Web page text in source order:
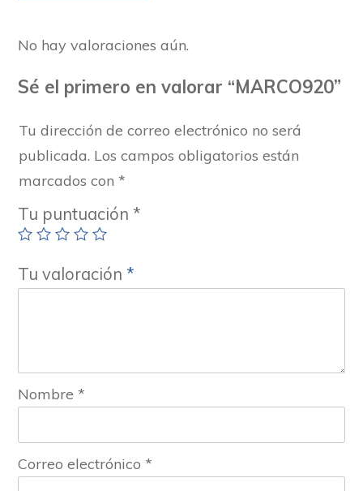
No hay valoraciones aún.
Sé el primero en valorar “MARCO920”
Tu dirección de correo electrónico no será
publicada. Los campos obligatorios están
marcados con *
Tu puntuación *
Tu valoración *
Nombre *
Correo electrónico *